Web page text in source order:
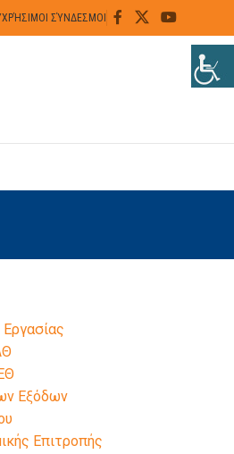
ΧΡΉΣΙΜΟΙ ΣΎΝΔΕΣΜΟΙ
Εξόδων
Επιτροπής